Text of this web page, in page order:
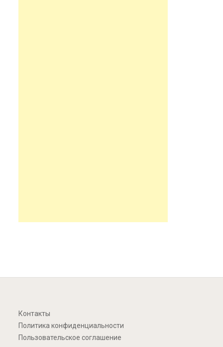
Контакты
Политика конфиденциальности
Пользовательское соглашение